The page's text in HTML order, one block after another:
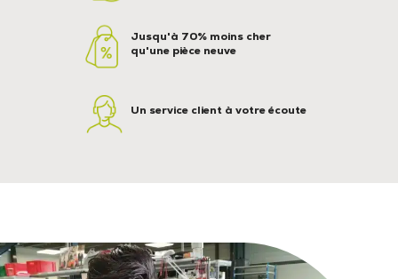
Jusqu'à 70% moins cher
qu'une pièce neuve
Un service client à votre écoute